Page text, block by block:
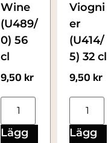
Wine
(U489/
0) 56
cl
9,50 kr
Lägg
Viogni
er
(U414/
5) 32 cl
9,50 kr
Lägg